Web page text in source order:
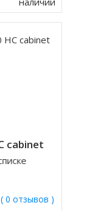
cabinet
( 0 отзывов )